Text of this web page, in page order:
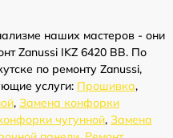
наших мастеров - они
Zanussi IKZ 6420 BB. По
по ремонту Zanussi,
услуги: Прошивка,
, Замена конфорки
чугунной, Замена